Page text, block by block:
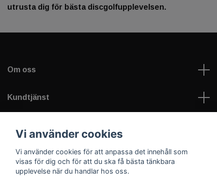
utrusta dig för bästa discgolfupplevelsen.
Om oss
Kundtjänst
Sociala medier
Vi använder cookies
Vi använder cookies för att anpassa det innehåll som
visas för dig och för att du ska få bästa tänkbara
upplevelse när du handlar hos oss.